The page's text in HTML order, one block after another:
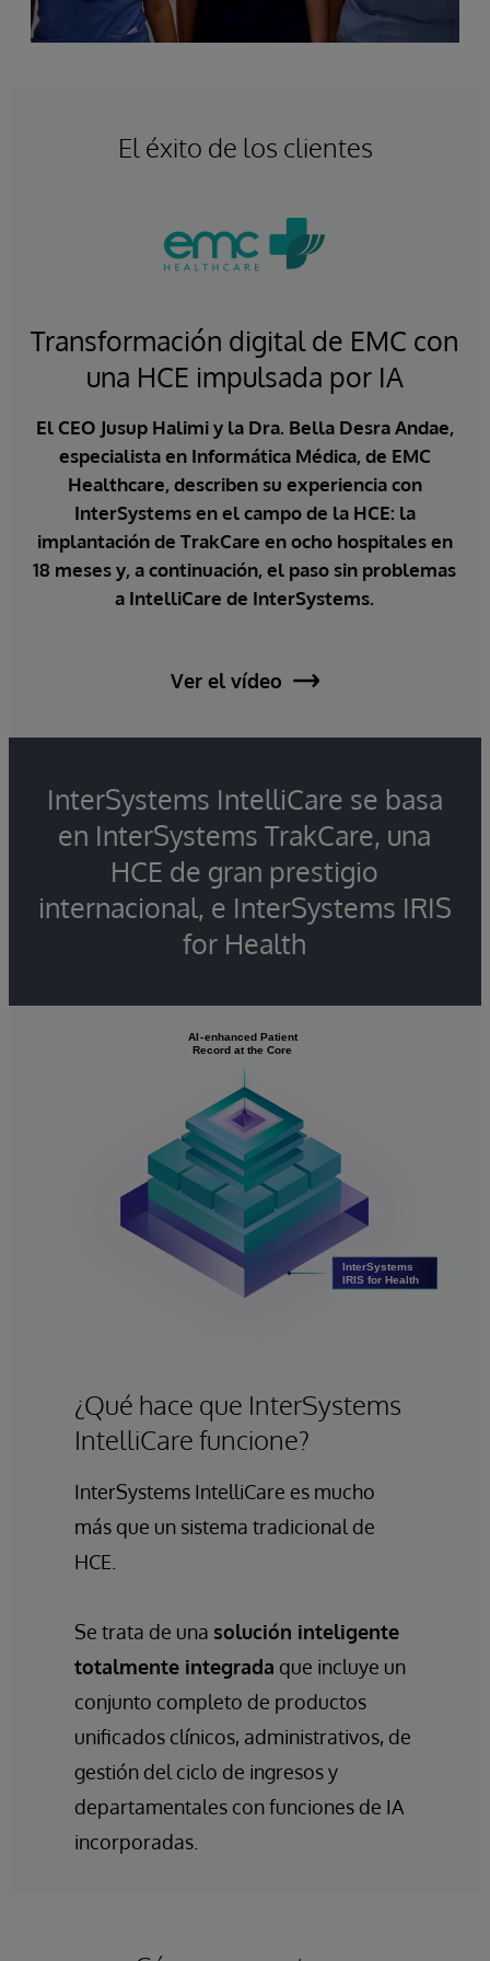
El éxito de los clientes
Transformación digital de EMC con
una HCE impulsada por IA
El CEO Jusup Halimi y la Dra. Bella Desra Andae,
especialista en Informática Médica, de EMC
Healthcare, describen su experiencia con
InterSystems en el campo de la HCE: la
implantación de TrakCare en ocho hospitales en
18 meses y, a continuación, el paso sin problemas
a IntelliCare de InterSystems.
Ver el vídeo
InterSystems IntelliCare se basa
en InterSystems TrakCare, una
HCE de gran prestigio
internacional, e InterSystems IRIS
for Health
¿Qué hace que InterSystems
IntelliCare funcione?
InterSystems IntelliCare es mucho
más que un sistema tradicional de
HCE.
Se trata de una solución inteligente
totalmente integrada que incluye un
conjunto completo de productos
unificados clínicos, administrativos, de
gestión del ciclo de ingresos y
departamentales con funciones de IA
incorporadas.